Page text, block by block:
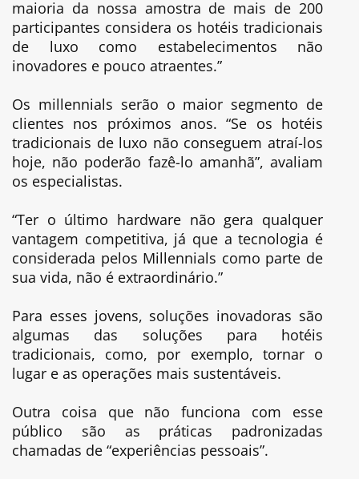
maioria da nossa amostra de mais de 200
participantes considera os hotéis tradicionais
de luxo como estabelecimentos não
inovadores e pouco atraentes.”
Os millennials serão o maior segmento de
clientes nos próximos anos. “Se os hotéis
tradicionais de luxo não conseguem atraí-los
hoje, não poderão fazê-lo amanhã”, avaliam
os especialistas.
“Ter o último hardware não gera qualquer
vantagem competitiva, já que a tecnologia é
considerada pelos Millennials como parte de
sua vida, não é extraordinário.”
Para esses jovens, soluções inovadoras são
algumas das soluções para hotéis
tradicionais, como, por exemplo, tornar o
lugar e as operações mais sustentáveis.
Outra coisa que não funciona com esse
público são as práticas padronizadas
chamadas de “experiências pessoais”.